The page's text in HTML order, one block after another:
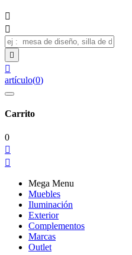




artículo(0)
Carrito
0


Mega Menu
Muebles
Iluminación
Exterior
Complementos
Marcas
Outlet